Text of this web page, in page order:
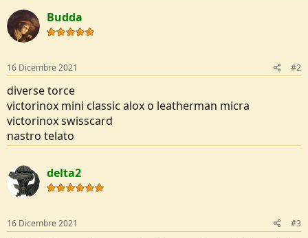
t
i
o
n
:
Budda
16 Dicembre 2021 #2
diverse torce
victorinox mini classic alox o leatherman micra
victorinox swisscard
nastro telato
delta2
16 Dicembre 2021 #3